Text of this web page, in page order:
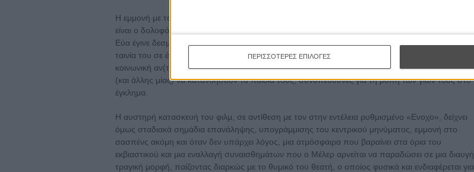
ΠΕΡΙΣΣΟΤΕΡΕΣ ΕΠΙΛΟΓΕΣ
Η εμμονή με το σασπένς, όμως, λήγει νωρίς - για τον θεατή. Οταν μαθαίνουμε πως ο νεαρός
είναι ο δολοφόνος του γιου της Εύα σε μια συμπλοκή που έγινε μέσα στις φυλακές και πως η
Εύα έγινε δεσμοφύλακας με μοναδικό σκοπό την εκδίκηση, ο Μέλερ προσπαθεί να «ανοίξει» την
ταινία του σε ένα διαπροσωπικό δράμα που θέλει να εξετάσει και τα στάδια του μίσους και την
κοινωνική αν(τ)οχή ενός συστήματος αλλά και πριν από όλα αυτά την αδυναμία μιας μητέρας
(και άλλης μίας) να κατανοήσουν τα παιδιά τους, συνυπεύθυνες για τη ροπή των γιων τους στο
έγκλημα.
Η αυστηρή κατασκευή του φιλμ, σε αντίθεση με τον στην εντέλεια ρυθμισμένο «Ενοχο», δείχνει
όμως σταδιακά σημάδια επανάληψης, υπογράμμισης του κεντρικού μηνύματος, εμμονή στο
σασπένς ακόμη και όταν δεν υπάρχει λόγος, μια ατμόσφαιρα που βαραίνει στα όρια του
εκβιαστικού και μια εναλλαγή συναισθημάτων που ο Μέλερ αρνείται να παραδώσει σε μια διαυγή
τραγική μορφή, παίζοντας διαρκώς με το θυμικό του θεατή, ο οποίος φυσικά και ενδιαφέρεται για